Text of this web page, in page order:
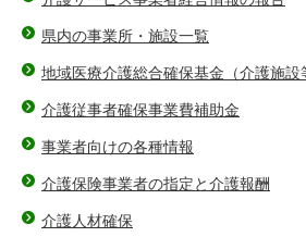
県内の事業所・施設一覧
地域医療介護総合確保基金（介護施設
介護従事者確保事業費補助金
事業者向けの各種情報
介護保険事業者の指定と介護報酬
介護人材確保